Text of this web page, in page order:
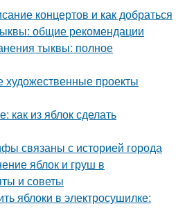
концертов и как добраться
общие рекомендации
тыквы: полное
художественные проекты
как из яблок сделать
связаны с историей города
яблок и груш в
и советы
яблоки в электросушилке: